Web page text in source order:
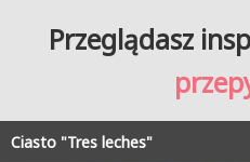
Przeglądasz
Ciasto "Tres leches"